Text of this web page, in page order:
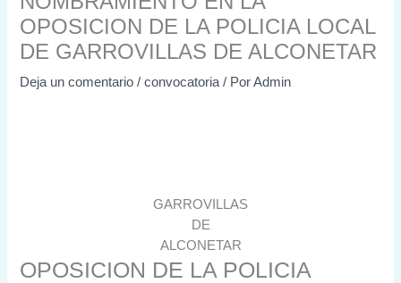
OPOSICION DE LA POLICIA LOCAL
DE GARROVILLAS DE ALCONETAR
Deja un comentario /convocatoria/ PorAdmin
GARROVILLAS
DE
ALCONETAR
OPOSICION DE LA POLICIA